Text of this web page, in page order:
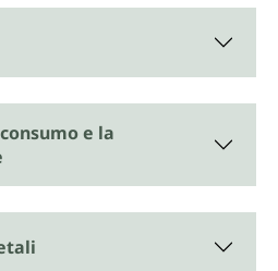
di Panax Ginseng rosso di
originale C.A. Meyer
sua forma originaria.
completo per
e la